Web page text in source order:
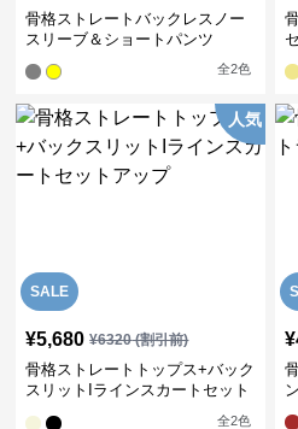
骨格ストレートバックレスノー
スリーブ＆ショートパンツ
全2色
SALE
人気
¥5,680 ¥6320(割引前)
骨格ストレートトップス+バック
スリットIラインスカートセット
全2色
¥